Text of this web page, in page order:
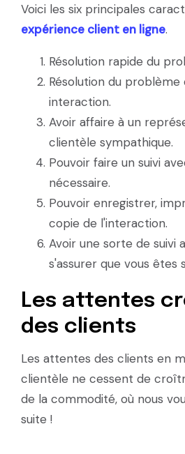
Voici les six principales
expérience client en ligne.
Résolution rapide du
Résolution du problème
interaction.
Avoir affaire à un
clientèle sympathique.
Pouvoir faire un suivi
nécessaire.
Pouvoir enregistrer,
copie de l'interaction.
Avoir une sorte de suivi
s'assurer que vous êtes
Les attentes
des clients
Les attentes des clients en
clientèle ne cessent de
de la commodité, où nous
suite !